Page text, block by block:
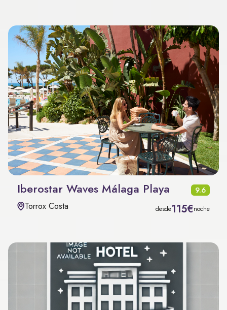
Iberostar Waves Málaga Playa 9.6
Torrox Costa desde115€noche